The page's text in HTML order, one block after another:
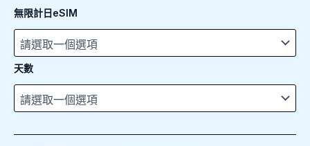
無限計日eSIM
天數